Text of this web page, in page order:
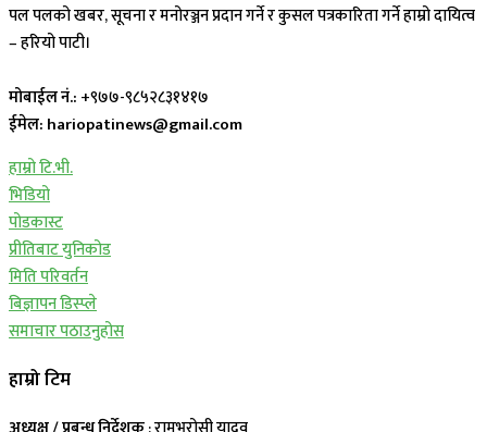
पल पलको खबर, सूचना र मनोरञ्जन प्रदान गर्ने र कुसल पत्रकारिता गर्ने हाम्रो दायित्व
– हरियो पाटी।
मोबाईल नं.: +९७७-९८५२८३१४१७
ईमेल: hariopatinews@gmail.com
हाम्रो टि.भी.
भिडियो
पोडकास्ट
प्रीतिबाट युनिकोड
मिति परिवर्तन
बिज्ञापन डिस्प्ले
समाचार पठाउनुहोस
हाम्रो टिम